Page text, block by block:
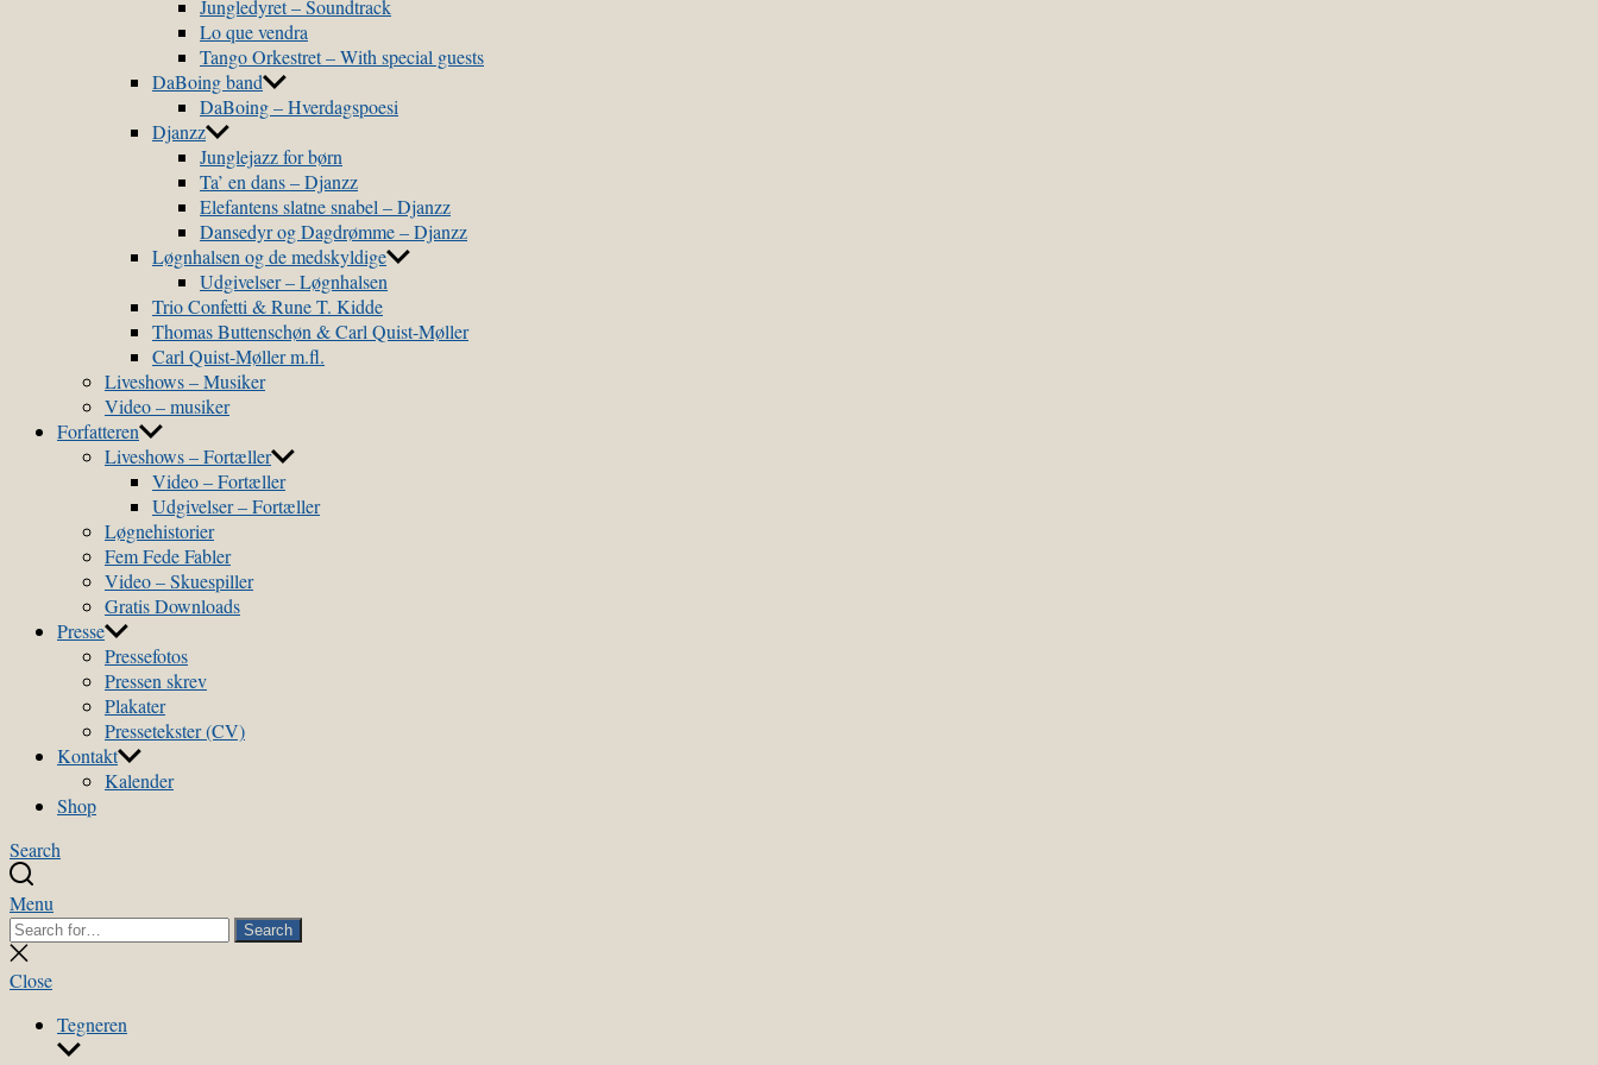
Jungledyret – Soundtrack
Lo que vendra
Tango Orkestret – With special guests
DaBoing band
DaBoing – Hverdagspoesi
Djanzz
Junglejazz for børn
Ta’ en dans – Djanzz
Elefantens slatne snabel – Djanzz
Dansedyr og Dagdrømme – Djanzz
Løgnhalsen og de medskyldige
Udgivelser – Løgnhalsen
Trio Confetti & Rune T. Kidde
Thomas Buttenschøn & Carl Quist-Møller
Carl Quist-Møller m.fl.
Liveshows – Musiker
Video – musiker
Forfatteren
Liveshows – Fortæller
Video – Fortæller
Udgivelser – Fortæller
Løgnehistorier
Fem Fede Fabler
Video – Skuespiller
Gratis Downloads
Presse
Pressefotos
Pressen skrev
Plakater
Pressetekster (CV)
Kontakt
Kalender
Shop
Search
Menu
Search
for:
Search
Close
search
Close
Tegneren
Show